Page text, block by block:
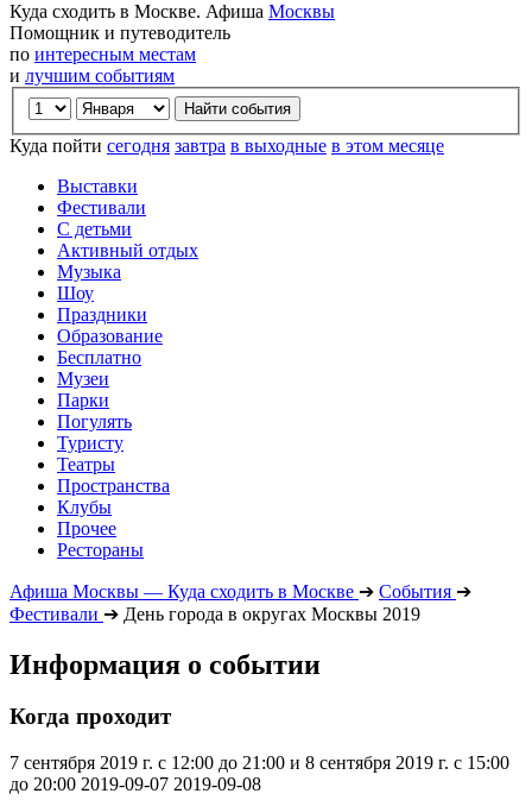
Куда сходить в Москве. Афиша Москвы
Помощник и путеводитель
по интересным местам
и лучшим событиям
Куда пойти сегодня завтра в выходные в этом месяце
Выставки
Фестивали
С детьми
Активный отдых
Музыка
Шоу
Праздники
Образование
Бесплатно
Музеи
Парки
Погулять
Туристу
Театры
Пространства
Клубы
Прочее
Рестораны
Афиша Москвы — Куда сходить в Москве ➔ События ➔
Фестивали ➔ День города в округах Москвы 2019
Информация о событии
Когда проходит
7 сентября 2019 г. с 12:00 до 21:00 и 8 сентября 2019 г. с 15:00
до 20:00 2019-09-07 2019-09-08